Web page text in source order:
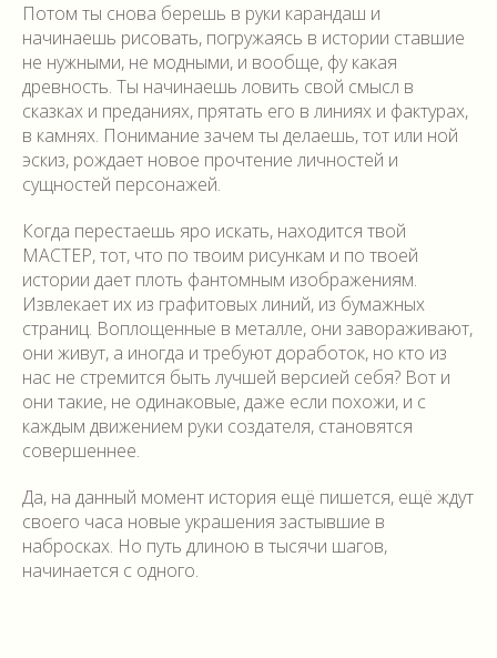
Потом ты снова берешь в руки карандаш и
начинаешь рисовать, погружаясь в истории ставшие
не нужными, не модными, и вообще, фу какая
древность. Ты начинаешь ловить свой смысл в
сказках и преданиях, прятать его в линиях и фактурах,
в камнях. Понимание зачем ты делаешь, тот или ной
эскиз, рождает новое прочтение личностей и
сущностей персонажей.
Когда перестаешь яро искать, находится твой
МАСТЕР, тот, что по твоим рисункам и по твоей
истории дает плоть фантомным изображениям.
Извлекает их из графитовых линий, из бумажных
страниц. Воплощенные в металле, они завораживают,
они живут, а иногда и требуют доработок, но кто из
нас не стремится быть лучшей версией себя? Вот и
они такие, не одинаковые, даже если похожи, и с
каждым движением руки создателя, становятся
совершеннее.
Да, на данный момент история ещё пишется, ещё ждут
своего часа новые украшения застывшие в
набросках. Но путь длиною в тысячи шагов,
начинается с одного.